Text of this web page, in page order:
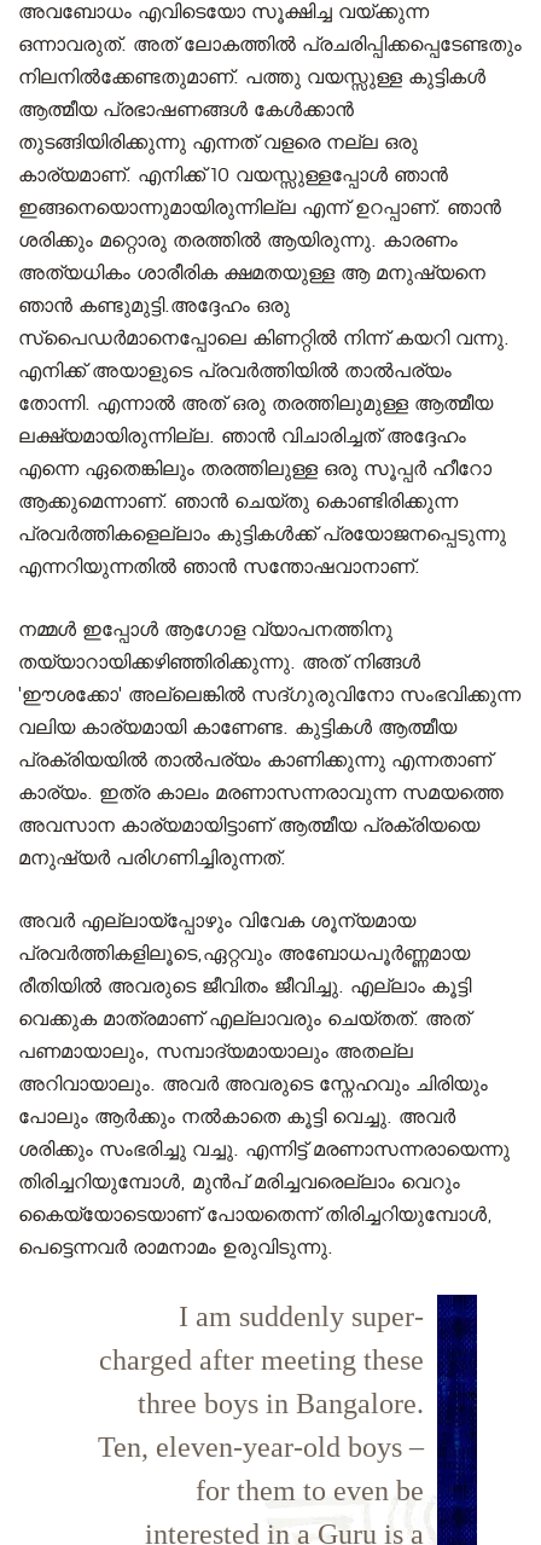
അവബോധം എവിടെയോ സൂക്ഷിച്ച വയ്ക്കുന്ന
ഒന്നാവരുത്. അത് ലോകത്തിൽ പ്രചരിപ്പിക്കപ്പെടേണ്ടതും
നിലനിൽക്കേണ്ടതുമാണ്. പത്തു വയസ്സുള്ള കുട്ടികൾ
ആത്മീയ പ്രഭാഷണങ്ങൾ കേൾക്കാൻ
തുടങ്ങിയിരിക്കുന്നു എന്നത് വളരെ നല്ല ഒരു
കാര്യമാണ്. എനിക്ക് 10 വയസ്സുള്ളപ്പോൾ ഞാന്‍
ഇങ്ങനെയൊന്നുമായിരുന്നില്ല എന്ന് ഉറപ്പാണ്. ഞാൻ
ശരിക്കും മറ്റൊരു തരത്തിൽ ആയിരുന്നു. കാരണം
അത്യധികം ശാരീരിക ക്ഷമതയുള്ള ആ മനുഷ്യനെ
ഞാൻ കണ്ടുമുട്ടി.അദ്ദേഹം ഒരു
സ്പൈഡർമാനെപ്പോലെ കിണറ്റിൽ നിന്ന് കയറി വന്നു.
എനിക്ക് അയാളുടെ പ്രവർത്തിയിൽ താല്‍പര്യം
തോന്നി. എന്നാൽ അത് ഒരു തരത്തിലുമുള്ള ആത്മീയ
ലക്ഷ്യമായിരുന്നില്ല. ഞാൻ വിചാരിച്ചത് അദ്ദേഹം
എന്നെ ഏതെങ്കിലും തരത്തിലുള്ള ഒരു സൂപ്പർ ഹീറോ
ആക്കുമെന്നാണ്. ഞാൻ ചെയ്തു കൊണ്ടിരിക്കുന്ന
പ്രവർത്തികളെല്ലാം കുട്ടികൾക്ക് പ്രയോജനപ്പെടുന്നു
എന്നറിയുന്നതിൽ ഞാൻ സന്തോഷവാനാണ്.
നമ്മൾ ഇപ്പോൾ ആഗോള വ്യാപനത്തിനു
തയ്യാറായിക്കഴിഞ്ഞിരിക്കുന്നു. അത് നിങ്ങൾ
'ഈശക്കോ' അല്ലെങ്കിൽ സദ്ഗുരുവിനോ സംഭവിക്കുന്ന
വലിയ കാര്യമായി കാണേണ്ട. കുട്ടികൾ ആത്മീയ
പ്രക്രിയയിൽ താല്‍പര്യം കാണിക്കുന്നു എന്നതാണ്
കാര്യം. ഇത്ര കാലം മരണാസന്നരാവുന്ന സമയത്തെ
അവസാന കാര്യമായിട്ടാണ് ആത്മീയ പ്രക്രിയയെ
മനുഷ്യർ പരിഗണിച്ചിരുന്നത്.
അവർ എല്ലായ്പ്പോഴും വിവേക ശൂന്യമായ
പ്രവർത്തികളിലൂടെ,ഏറ്റവും അബോധപൂര്‍ണ്ണമായ
രീതിയിൽ അവരുടെ ജീവിതം ജീവിച്ചു. എല്ലാം കൂട്ടി
വെക്കുക മാത്രമാണ് എല്ലാവരും ചെയ്തത്. അത്
പണമായാലും, സമ്പാദ്യമായാലും അതല്ല
അറിവായാലും. അവർ അവരുടെ സ്നേഹവും ചിരിയും
പോലും ആർക്കും നൽകാതെ കൂട്ടി വെച്ചു. അവർ
ശരിക്കും സംഭരിച്ചു വച്ചു. എന്നിട്ട് മരണാസന്നരായെന്നു
തിരിച്ചറിയുമ്പോള്‍, മുൻപ് മരിച്ചവരെല്ലാം വെറും
കൈയ്യോടെയാണ് പോയതെന്ന് തിരിച്ചറിയുമ്പോള്‍,
പെട്ടെന്നവർ രാമനാമം ഉരുവിടുന്നു.
I am suddenly super-
charged after meeting these
three boys in Bangalore.
Ten, eleven-year-old boys –
for them to even be
interested in a Guru is a